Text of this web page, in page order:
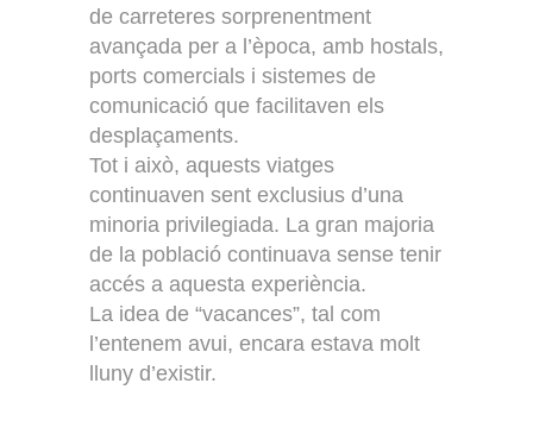
de carreteres sorprenentment
avançada per a l’època, amb hostals,
ports comercials i sistemes de
comunicació que facilitaven els
desplaçaments.
Tot i això, aquests viatges
continuaven sent exclusius d’una
minoria privilegiada. La gran majoria
de la població continuava sense tenir
accés a aquesta experiència.
La idea de “vacances”, tal com
l’entenem avui, encara estava molt
lluny d’existir.